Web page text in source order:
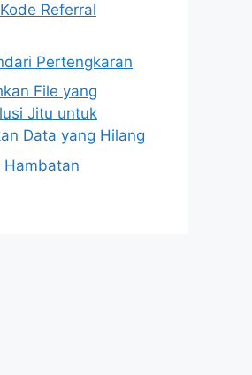
Referral
Pertengkaran
File yang
Jitu untuk
Data yang Hilang
Hambatan